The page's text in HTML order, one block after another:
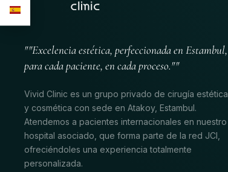
""Excelencia estética, perfeccionada en Estambul,
para cada paciente, en cada proceso.""
Vivid Clinic es un grupo privado de cirugía estética
y cosmética con sede en Atakoy, Estambul.
Atendemos a pacientes internacionales en nuestro
hospital asociado, que forma parte de la red JCI,
ofreciéndoles una experiencia totalmente
personalizada.